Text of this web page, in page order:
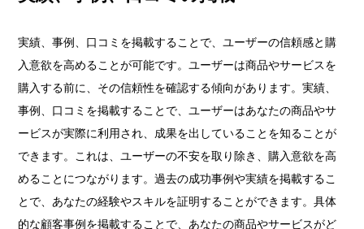
実績、事例、口コミを掲載することで、ユーザーの信頼感と購
入意欲を高めることが可能です。ユーザーは商品やサービスを
購入する前に、その信頼性を確認する傾向があります。実績、
事例、口コミを掲載することで、ユーザーはあなたの商品やサ
ービスが実際に利用され、成果を出していることを知ることが
できます。これは、ユーザーの不安を取り除き、購入意欲を高
めることにつながります。過去の成功事例や実績を掲載するこ
とで、あなたの経験やスキルを証明することができます。具体
的な顧客事例を掲載することで、あなたの商品やサービスがど